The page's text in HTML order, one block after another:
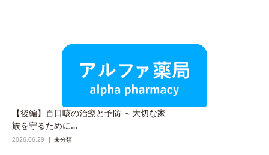
【後編】百日咳の治療と予防 ～大切な家
族を守るために…
2026.06.29 未分類